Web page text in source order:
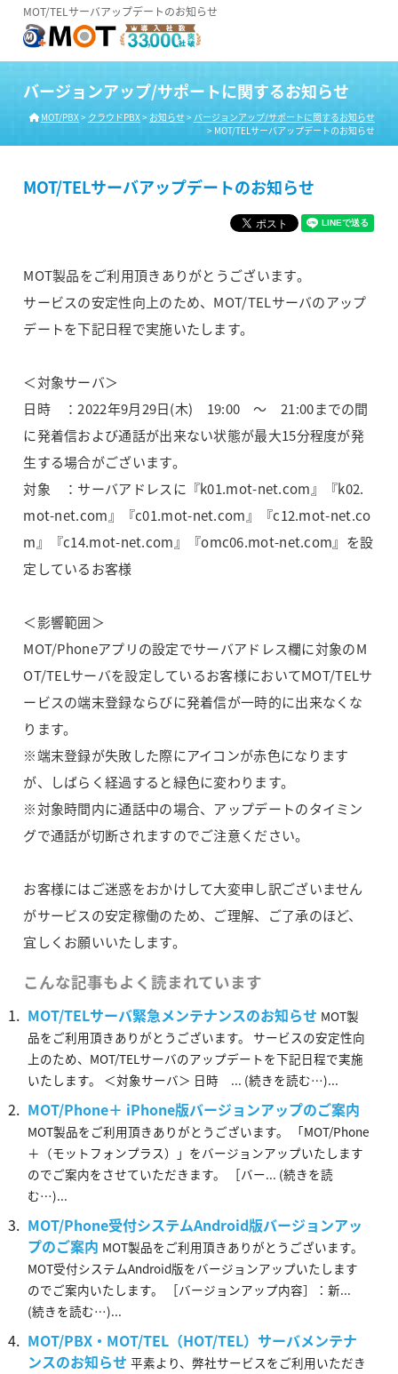
MOT/TELサーバアップデートのお知らせ
バージョンアップ/サポートに関するお知らせ
MOT/PBX> クラウドPBX> お知らせ> バージョンアップ/サポートに関するお知らせ
> MOT/TELサーバアップデートのお知らせ
MOT/TELサーバアップデートのお知らせ
MOT製品をご利用頂きありがとうございます。
サービスの安定性向上のため、MOT/TELサーバのアップ
デートを下記日程で実施いたします。
＜対象サーバ＞
日時 ：2022年9月29日(木) 19:00 ～ 21:00までの間
に発着信および通話が出来ない状態が最大15分程度が発
生する場合がございます。
対象 ：サーバアドレスに『k01.mot-net.com』『k02.
mot-net.com』『c01.mot-net.com』『c12.mot-net.co
m』『c14.mot-net.com』『omc06.mot-net.com』を設
定しているお客様
＜影響範囲＞
MOT/Phoneアプリの設定でサーバアドレス欄に対象のM
OT/TELサーバを設定しているお客様においてMOT/TELサ
ービスの端末登録ならびに発着信が一時的に出来なくな
ります。
※端末登録が失敗した際にアイコンが赤色になります
が、しばらく経過すると緑色に変わります。
※対象時間内に通話中の場合、アップデートのタイミン
グで通話が切断されますのでご注意ください。
お客様にはご迷惑をおかけして大変申し訳ございません
がサービスの安定稼働のため、ご理解、ご了承のほど、
宜しくお願いいたします。
こんな記事もよく読まれています
MOT/TELサーバ緊急メンテナンスのお知らせ MOT製
品をご利用頂きありがとうございます。 サービスの安定性向
上のため、MOT/TELサーバのアップデートを下記日程で実施
いたします。 ＜対象サーバ＞ 日時 ... (続きを読む…)...
MOT/Phone＋ iPhone版バージョンアップのご案内
MOT製品をご利用頂きありがとうございます。 「MOT/Phone
＋（モットフォンプラス）」をバージョンアップいたします
のでご案内をさせていただきます。 ［バー... (続きを読
む…)...
MOT/Phone受付システムAndroid版バージョンアッ
プのご案内 MOT製品をご利用頂きありがとうございます。
MOT受付システムAndroid版をバージョンアップいたします
のでご案内いたします。 ［バージョンアップ内容］：新...
(続きを読む…)...
MOT/PBX・MOT/TEL（HOT/TEL）サーバメンテナ
ンスのお知らせ 平素より、弊社サービスをご利用いただき